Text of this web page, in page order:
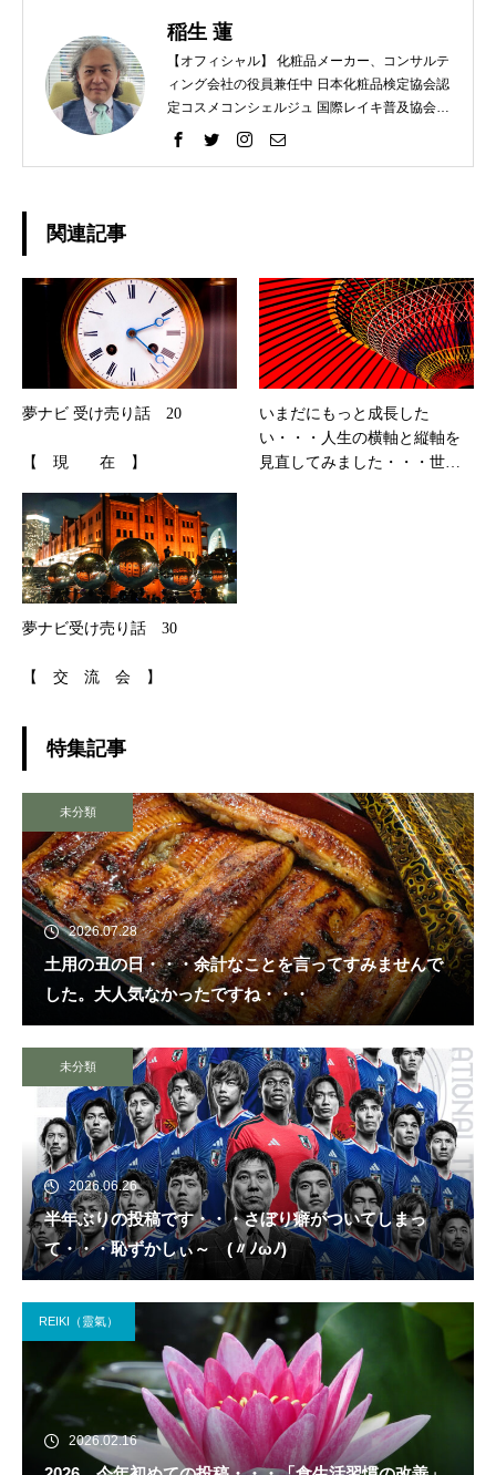
稲生 蓮
【オフィシャル】 化粧品メーカー、コンサルテ
ィング会社の役員兼任中 日本化粧品検定協会認
定コスメコンシェルジュ 国際レイキ普及協会認
定ティーチャー 【プライベート】 趣味 ラン
関連記事
夢ナビ 受け売り話 20
【 現 在 】
いまだにもっと成長した
い・・・人生の横軸と縦軸を
見直してみました・・・世界
夢ナビ受け売り話 30
【 交 流 会 】
特集記事
未分類
2026.07.28
土用の丑の日・・・余計なことを言ってすみませんで
した。大人気なかったですね・・・
未分類
2026.06.26
半年ぶりの投稿です・・・さぼり癖がついてしまっ
て・・・恥ずかしぃ～ (〃ﾉωﾉ)
REIKI（靈氣）
2026.02.16